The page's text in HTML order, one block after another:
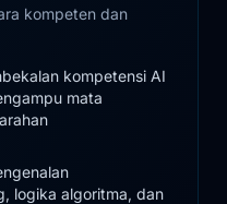
kompeten dan
kompetensi AI
mata
logika algoritma, dan